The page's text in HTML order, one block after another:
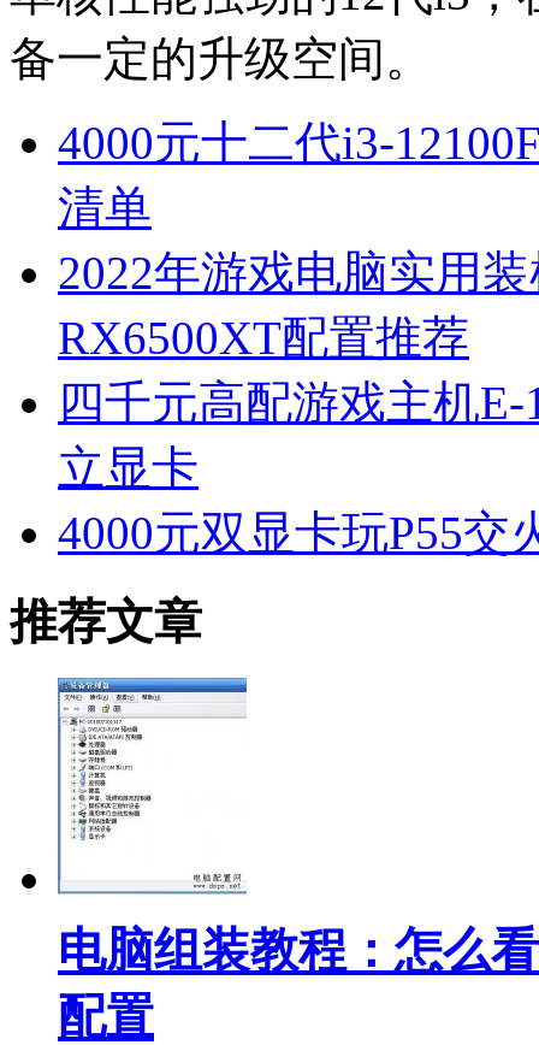
备一定的升级空间。
4000元十二代i3-
清单
2022年游戏电脑实用
RX6500XT配置推荐
四千元高配游戏主机
立显卡
4000元双显卡玩P55交
推荐文章
电脑组装教程：怎么
配置